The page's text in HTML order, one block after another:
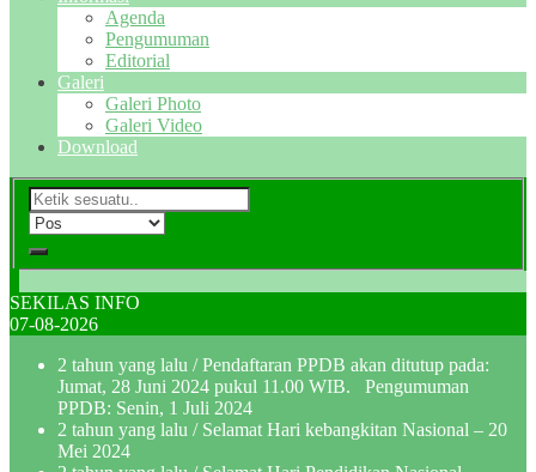
Agenda
Pengumuman
Editorial
Galeri
Galeri Photo
Galeri Video
Download
SEKILAS INFO
07-08-2026
2 tahun yang lalu / Pendaftaran PPDB akan ditutup pada:
Jumat, 28 Juni 2024 pukul 11.00 WIB. Pengumuman
PPDB: Senin, 1 Juli 2024
2 tahun yang lalu / Selamat Hari kebangkitan Nasional – 20
Mei 2024